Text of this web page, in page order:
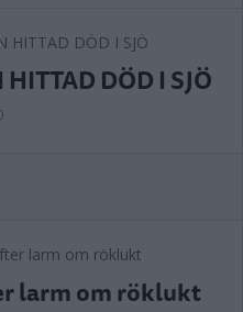
DÖD I SJÖ
larm om röklukt